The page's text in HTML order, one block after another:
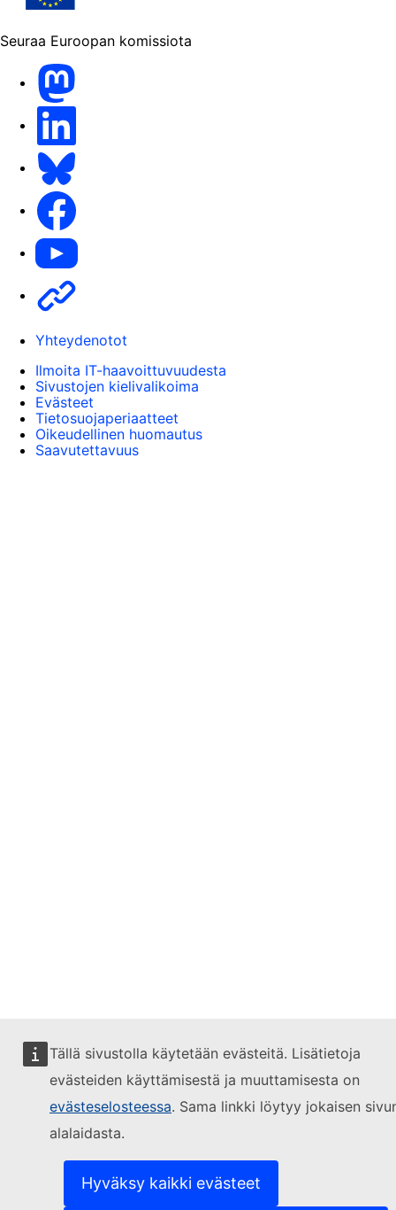
Tällä sivustolla käytetään evästeitä. Lisätietoja
evästeiden käyttämisestä ja muuttamisesta on
evästeselosteessa. Sama linkki löytyy jokaisen
alalaidasta.
Hyväksy kaikki evästeet
Seuraa Euroopan komissiota
Youtube
Yhteydenotot
Ilmoita IT-haavoittuvuudesta
Sivustojen kielivalikoima
Evästeet
Tietosuojaperiaatteet
Oikeudellinen huomautus
Saavutettavuus